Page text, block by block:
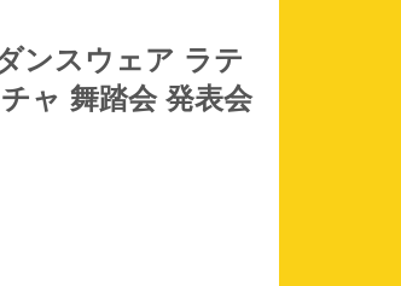
ンスウェア ラテ
ャ 舞踏会 発表会